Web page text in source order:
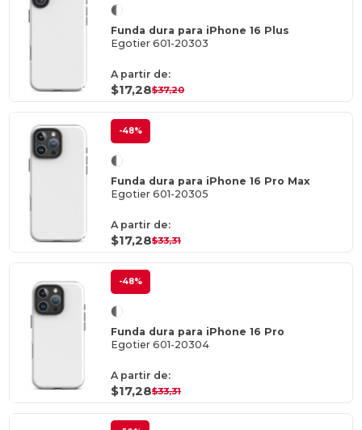
Funda dura para iPhone 16 Plus
Egotier 601-20303
A partir de:
$17,28$37,20
-48%
Funda dura para iPhone 16 Pro Max
Egotier 601-20305
A partir de:
$17,28$33,31
-48%
Funda dura para iPhone 16 Pro
Egotier 601-20304
A partir de:
$17,28$33,31